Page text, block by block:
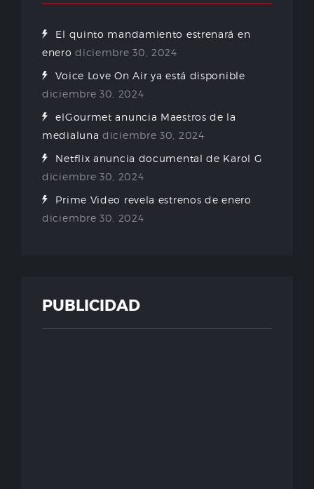
El quinto mandamiento estrenará en
enero diciembre 30, 2024
Voice Love On Air ya está disponible
diciembre 30, 2024
elGourmet anuncia Maestros de la
medialuna diciembre 30, 2024
Netflix anuncia documental de Karol G
diciembre 30, 2024
Prime Video revela estrenos de enero
diciembre 30, 2024
PUBLICIDAD